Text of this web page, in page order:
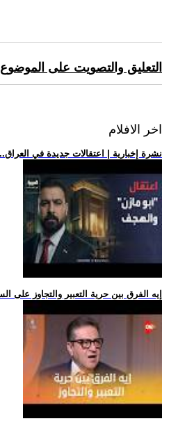
التعليق والتصويت على
اخر الافلام
.. نشرة إخبارية | اعتقالات جديدة في
.. إيه الفرق بين حرية التعبير والتجاوز على